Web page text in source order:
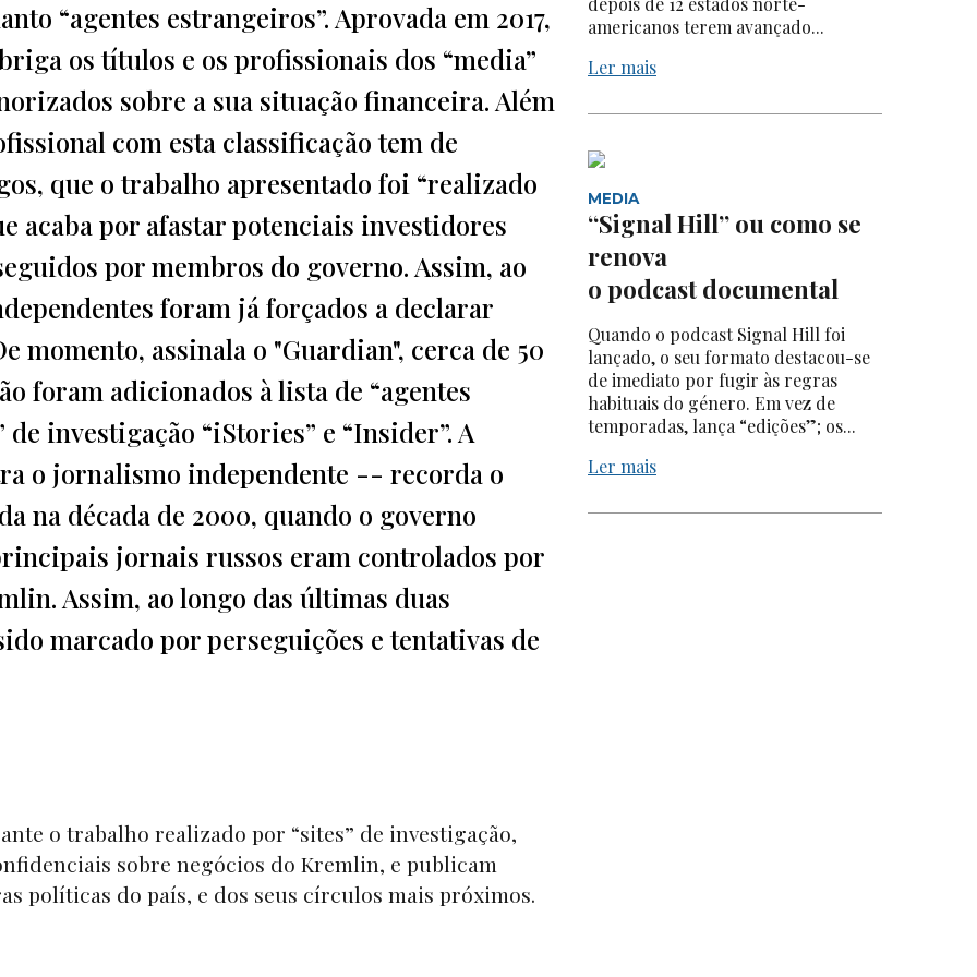
“agentes estrangeiros”. Aprovada em 2017,
os títulos e os profissionais dos “media”
sobre a sua situação financeira. Além
com esta classificação tem de
que o trabalho apresentado foi “realizado
acaba por afastar potenciais investidores
por membros do governo. Assim, ao
foram já forçados a declarar
momento, assinala o "Guardian", cerca de 50
foram adicionados à lista de “agentes
investigação “iStories” e “Insider”. A
o jornalismo independente -- recorda o
na década de 2000, quando o governo
jornais russos eram controlados por
Assim, ao longo das últimas duas
marcado por perseguições e tentativas de
o trabalho realizado por “sites” de investigação,
sobre negócios do Kremlin, e publicam
políticas do país, e dos seus círculos mais próximos.
americanos terem avançado...
Ler mais
MEDIA
“Signal Hill” ou como se
renova
o podcast documental
Quando o podcast Signal Hill foi
lançado, o seu formato destacou-se
de imediato por fugir às regras
habituais do género. Em vez de
temporadas, lança “edições”; os...
Ler mais